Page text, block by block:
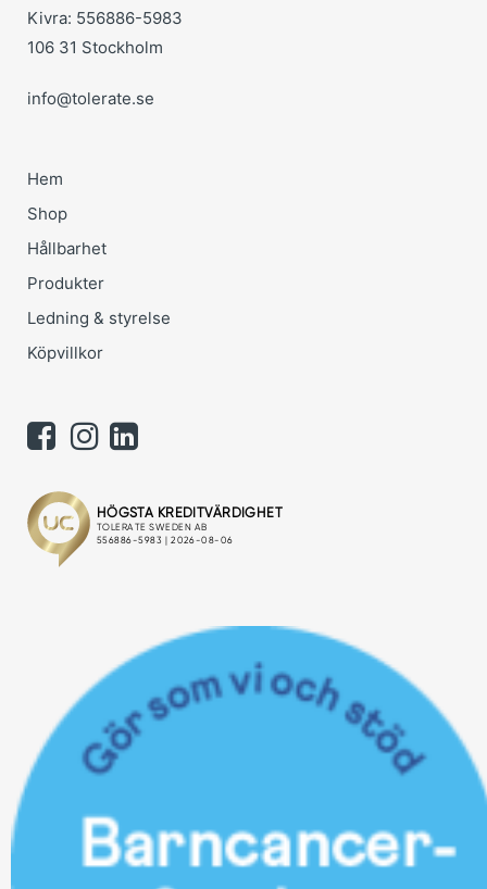
Kivra: 556886-5983
106 31 Stockholm
info@tolerate.se
Hem
Shop
Hållbarhet
Produkter
Ledning & styrelse
Köpvillkor